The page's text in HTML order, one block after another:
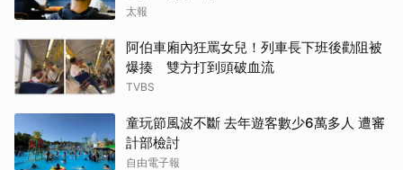
太報
阿伯車廂內狂罵女兒！列車長下班後勸阻被
爆揍 雙方打到頭破血流
TVBS
童玩節風波不斷 去年遊客數少6萬多人 遭審
計部檢討
自由電子報
取消